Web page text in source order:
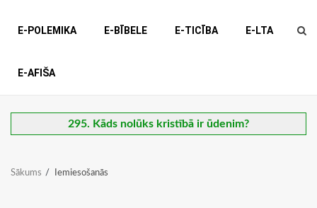
E-POLEMIKA E-BĪBELE E-TICĪBA E-LTA
E-AFIŠA
295. Kāds nolūks kristībā ir ūdenim?
Sākums Iemiesošanās